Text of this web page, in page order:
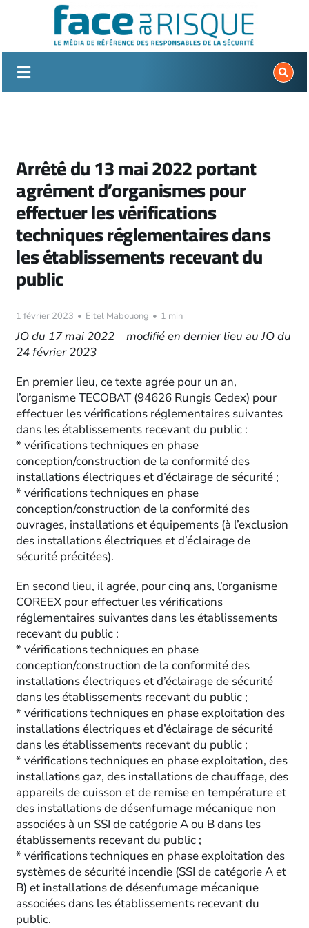
Arrêté du 13 mai 2022 portant
agrément d’organismes pour
effectuer les vérifications
techniques réglementaires dans
les établissements recevant du
public
1 février 2023 • Eitel Mabouong • 1 min
JO du 17 mai 2022 – modifié en dernier lieu au JO du
24 février 2023
En premier lieu, ce texte agrée pour un an,
l’organisme TECOBAT (94626 Rungis Cedex) pour
effectuer les vérifications réglementaires suivantes
dans les établissements recevant du public :
* vérifications techniques en phase
conception/construction de la conformité des
installations électriques et d’éclairage de sécurité ;
* vérifications techniques en phase
conception/construction de la conformité des
ouvrages, installations et équipements (à l’exclusion
des installations électriques et d’éclairage de
sécurité précitées).
En second lieu, il agrée, pour cinq ans, l’organisme
COREEX pour effectuer les vérifications
réglementaires suivantes dans les établissements
recevant du public :
* vérifications techniques en phase
conception/construction de la conformité des
installations électriques et d’éclairage de sécurité
dans les établissements recevant du public ;
* vérifications techniques en phase exploitation des
installations électriques et d’éclairage de sécurité
dans les établissements recevant du public ;
* vérifications techniques en phase exploitation, des
installations gaz, des installations de chauffage, des
appareils de cuisson et de remise en température et
des installations de désenfumage mécanique non
associées à un SSI de catégorie A ou B dans les
établissements recevant du public ;
* vérifications techniques en phase exploitation des
systèmes de sécurité incendie (SSI de catégorie A et
B) et installations de désenfumage mécanique
associées dans les établissements recevant du
public.